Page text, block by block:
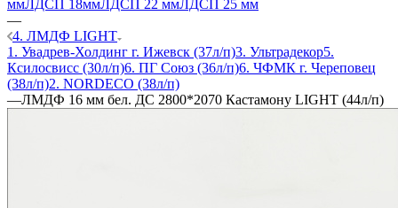
ммЛДСП 18ммЛДСП 22 ммЛДСП 25 мм
—
4. ЛМДФ LIGHT
1. Увадрев-Холдинг г. Ижевск (37л/п)3. Ультрадекор5.
Ксилосвисс (30л/п)6. ПГ Союз (36л/п)6. ЧФМК г. Череповец
(38л/п)2. NORDECO (38л/п)
—ЛМДФ 16 мм бел. ДС 2800*2070 Кастамону LIGHT (44л/п)